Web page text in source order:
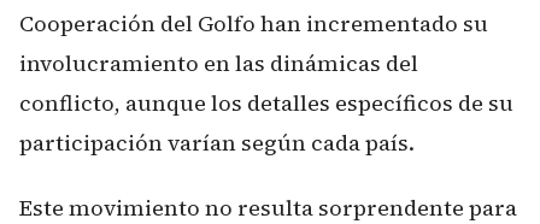
Cooperación del Golfo han incrementado su
involucramiento en las dinámicas del
conflicto, aunque los detalles específicos de su
participación varían según cada país.
Este movimiento no resulta sorprendente para